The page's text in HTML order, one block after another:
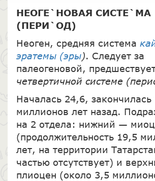
НЕОГЕ`НОВАЯ СИСТЕ`МА
(ПЕРИ`ОД)
Неоген, средняя система
эратемы (эры). Следует за
палеогеновой,
четвертичной системе
Началась 24,6, закончилась
миллионов лет назад.
на 2 отдела: нижний —
(продолжительность 19,5
лет, на территории
частью отсутствует) и
плиоцен (около 3,5